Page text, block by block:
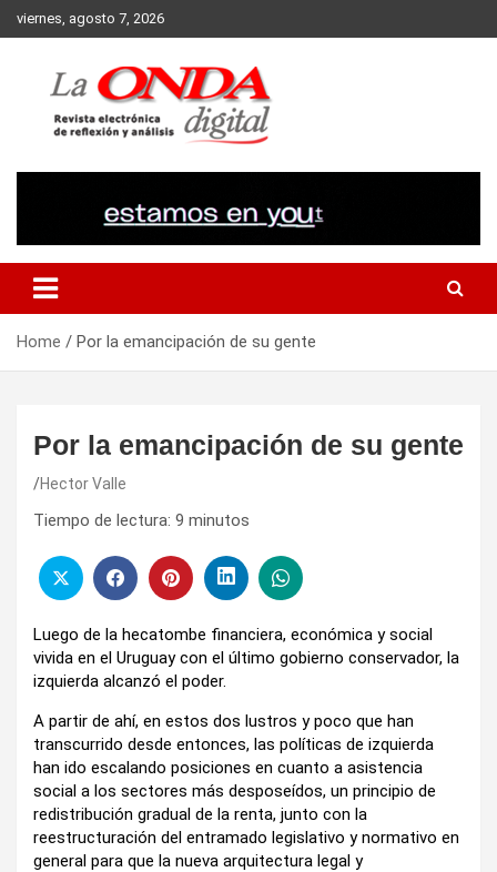
Skip
to
viernes, agosto 7, 2026
Home Por la emancipación de su gente
Por la emancipación de su gente
Hector Valle
Tiempo de lectura: 9 minutos
Luego de la hecatombe financiera, económica y social
vivida en el Uruguay con el último gobierno conservador, la
izquierda alcanzó el poder.
A partir de ahí, en estos dos lustros y poco que han
transcurrido desde entonces, las políticas de izquierda
han ido escalando posiciones en cuanto a asistencia
social a los sectores más desposeídos, un principio de
redistribución gradual de la renta, junto con la
reestructuración del entramado legislativo y normativo en
general para que la nueva arquitectura legal y